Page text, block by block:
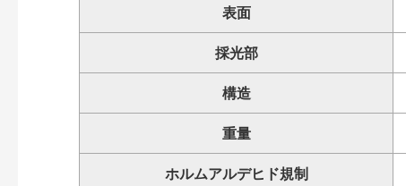
表面
採光部
構造
重量
ホルムアルデヒド規制